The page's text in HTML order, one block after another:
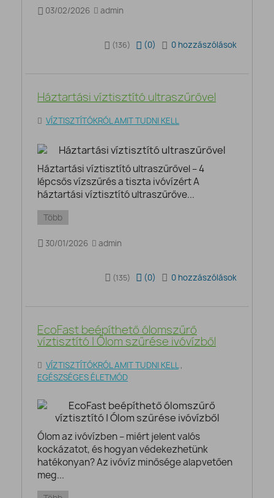
03/02/2026 admin
(136) (0) 0 hozzászólások
Háztartási víztisztító ultraszűrővel
VÍZTISZTÍTÓKRÓL AMIT TUDNI KELL
Háztartási víztisztító ultraszűrővel – 4
lépcsős vízszűrés a tiszta ivóvízért A
háztartási víztisztító ultraszűrőve...
Több
30/01/2026 admin
(135) (0) 0 hozzászólások
EcoFast beépíthető ólomszűrő
víztisztító | Ólom szűrése ivóvízből
VÍZTISZTÍTÓKRÓL AMIT TUDNI KELL ,
EGÉSZSÉGES ÉLETMÓD
Ólom az ivóvízben – miért jelent valós
kockázatot, és hogyan védekezhetünk
hatékonyan? Az ivóvíz minősége alapvetően
meg...